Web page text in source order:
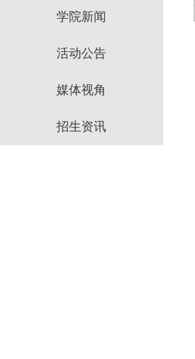
学院新闻
活动公告
媒体视角
招生资讯